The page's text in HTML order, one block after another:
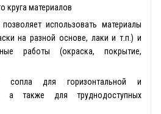
круга материалов
использовать материалы
на разной основе, лаки и т.п.) и
работы (окраска, покрытие,
сопла для горизонтальной и
а также для труднодоступных